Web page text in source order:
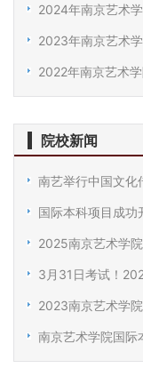
2024年南京艺术
2023年南京艺术
2022年南京艺术
院校新闻
南艺举行中国文化
国际本科项目成功
2025南京艺术学
3月31日考试！
2023南京艺术学
南京艺术学院国际